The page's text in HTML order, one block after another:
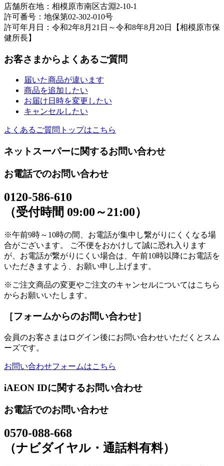
店舗所在地：相模原市南区古淵2-10-1
許可番号：地保第02-302-010号
許可年月日：令和2年8月21日～令和8年8月20日【相模原市保
健所長】
お客さまからよくあるご質問
届いた商品が違います
商品を追加したい
お届け日時を変更したい
キャンセルしたい
よくあるご質問トップはこちら
ネットスーパーに関するお問い合わせ
お電話でのお問い合わせ
0120-586-610
（受付時間 09:00～21:00）
※午前9時～10時の間、お電話が集中し繋がりにくくなる場
合がございます。 ご不便をおかけして誠に恐れ入ります
が、お電話が繋がりにくい場合は、午前10時以降にお電話を
いただきますよう、お願い申し上げます。
※ご注文商品の変更やご注文のキャンセルについてはこちら
からお願いいたします。
［フォームからのお問い合わせ］
会員のお客さまはログイン後にお問い合わせいただくとスム
ーズです。
お問い合わせフォームはこちら
iAEON IDに関するお問い合わせ
お電話でのお問い合わせ
0570-088-668
（ナビダイヤル・通話料有料）